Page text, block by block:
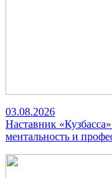
03.08.2026
Наставник
ментальность и